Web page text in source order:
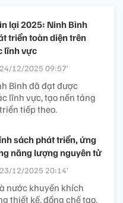
lại 2025: Ninh Bình
triển toàn diện trên
lĩnh vực
24/12/2025 09:57’
Bình đã đạt được
lĩnh vực, tạo nền tảng
tiếp theo.
sách phát triển, ứng
năng lượng nguyên tử
23/12/2025 20:14’
nước khuyến khích
thiết kế, đồng chế tạo,